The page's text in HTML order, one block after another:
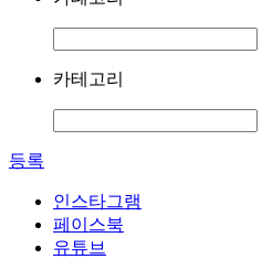
카테고리
등록
인스타그램
페이스북
유튜브